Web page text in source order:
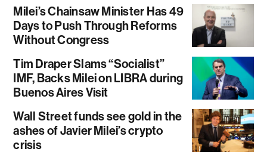
Milei’s Chainsaw Minister Has 49
Days to Push Through Reforms
Without Congress
Tim Draper Slams “Socialist”
IMF, Backs Milei on LIBRA during
Buenos Aires Visit
Wall Street funds see gold in the
ashes of Javier Milei’s crypto
crisis